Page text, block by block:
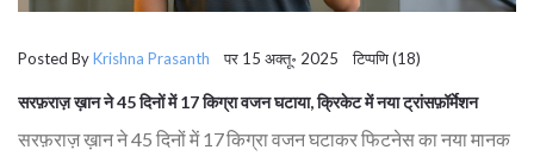
Posted ByKrishna Prasanth पर 15 अक्तू॰ 2025 टिप्पणि (18)
सरफ़राज़ ख़ान ने 45 दिनों में 17 किग्रा वजन घटाया, क्रिकेट में नया ट्रांसफ़ॉर्मेशन
सरफ़राज़ ख़ान ने 45 दिनों में 17 किग्रा वजन घटाकर फिटनेस का नया मानक